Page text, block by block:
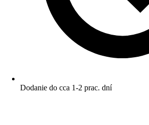
Dodanie do cca 1-2 prac. dní